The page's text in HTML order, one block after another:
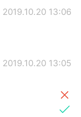
2019.10.20 13:06
2019.10.20 13:05